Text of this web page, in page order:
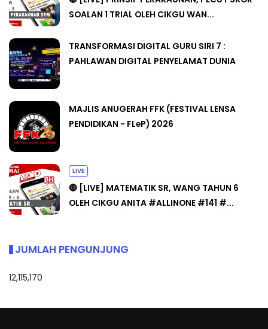
SOALAN 1 TRIAL OLEH CIKGU WAN...
TRANSFORMASI DIGITAL GURU SIRI 7 :
PAHLAWAN DIGITAL PENYELAMAT DUNIA
MAJLIS ANUGERAH FFK (FESTIVAL LENSA
PENDIDIKAN - FLeP) 2026
LIVE
🔴 [LIVE] MATEMATIK SR, WANG TAHUN 6
OLEH CIKGU ANITA #ALLINONE #141 #...
JUMLAH PENGUNJUNG
12,115,170